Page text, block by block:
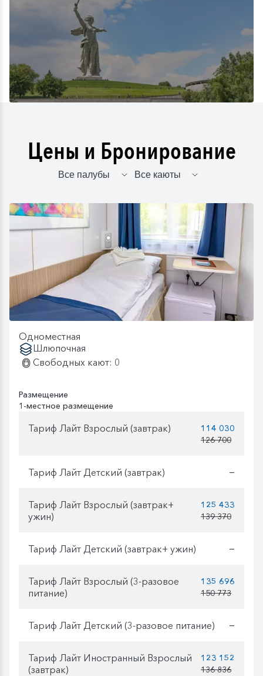
Цены и Бронирование
Одноместная
Шлюпочная
Свободных кают: 0
Размещение
1-местное размещение
Тариф Лайт Взрослый (завтрак)
114 030
126 700
Тариф Лайт Детский (завтрак) —
Тариф Лайт Взрослый (завтрак+
ужин)
125 433
139 370
Тариф Лайт Детский (завтрак+ ужин) —
Тариф Лайт Взрослый (3-разовое
питание)
135 696
150 773
Тариф Лайт Детский (3-разовое питание) —
Тариф Лайт Иностранный Взрослый
(завтрак)
123 152
136 836